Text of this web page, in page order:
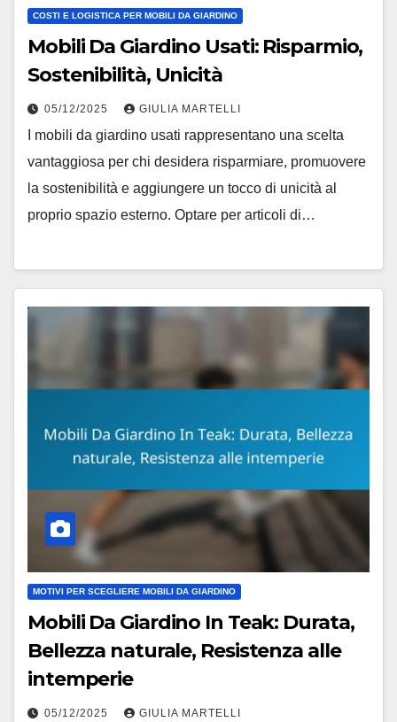
COSTI E LOGISTICA PER MOBILI DA GIARDINO
Mobili Da Giardino Usati: Risparmio,
Sostenibilità, Unicità
05/12/2025 GIULIA MARTELLI
I mobili da giardino usati rappresentano una scelta
vantaggiosa per chi desidera risparmiare, promuovere
la sostenibilità e aggiungere un tocco di unicità al
proprio spazio esterno. Optare per articoli di…
MOTIVI PER SCEGLIERE MOBILI DA GIARDINO
Mobili Da Giardino In Teak: Durata,
Bellezza naturale, Resistenza alle
intemperie
05/12/2025 GIULIA MARTELLI